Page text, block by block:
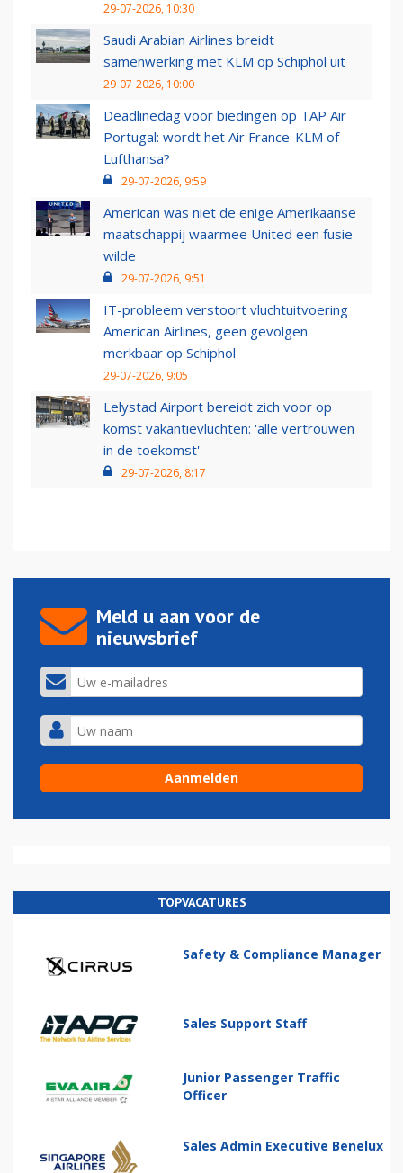
29-07-2026, 10:30
Saudi Arabian Airlines breidt
samenwerking met KLM op Schiphol uit
29-07-2026, 10:00
Deadlinedag voor biedingen op TAP Air
Portugal: wordt het Air France-KLM of
Lufthansa?
29-07-2026, 9:59
American was niet de enige Amerikaanse
maatschappij waarmee United een fusie
wilde
29-07-2026, 9:51
IT-probleem verstoort vluchtuitvoering
American Airlines, geen gevolgen
merkbaar op Schiphol
29-07-2026, 9:05
Lelystad Airport bereidt zich voor op
komst vakantievluchten: 'alle vertrouwen
in de toekomst'
29-07-2026, 8:17
Meld u aan voor de
nieuwsbrief
TOPVACATURES
Safety & Compliance Manager
Sales Support Staff
Junior Passenger Traffic
Officer
Sales Admin Executive Benelux